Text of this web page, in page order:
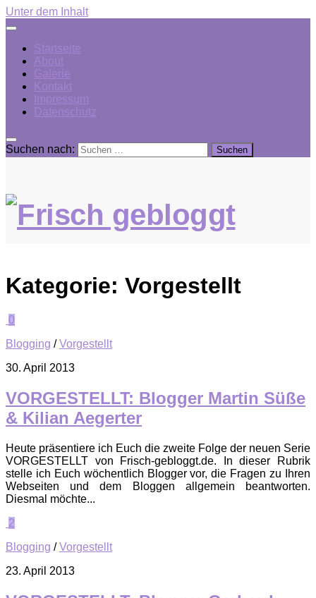
Unter dem Inhalt
Startseite
About
Galerie
Kontakt
Impressum
Datenschutz
Suchen nach:
Kategorie: Vorgestellt
0
Blogging /Vorgestellt
30. April 2013
VORGESTELLT: Blogger Martin Süße
& Kilian Aegerter
Heute präsentiere ich Euch die zweite Folge der neuen Serie
VORGESTELLT von Frisch-gebloggt.de. In dieser Rubrik
stelle ich Euch wöchentlich Blogger vor, die Fragen zu Ihren
Webseiten und dem Bloggen allgemein beantworten.
Diesmal möchte...
2
Blogging /Vorgestellt
23. April 2013